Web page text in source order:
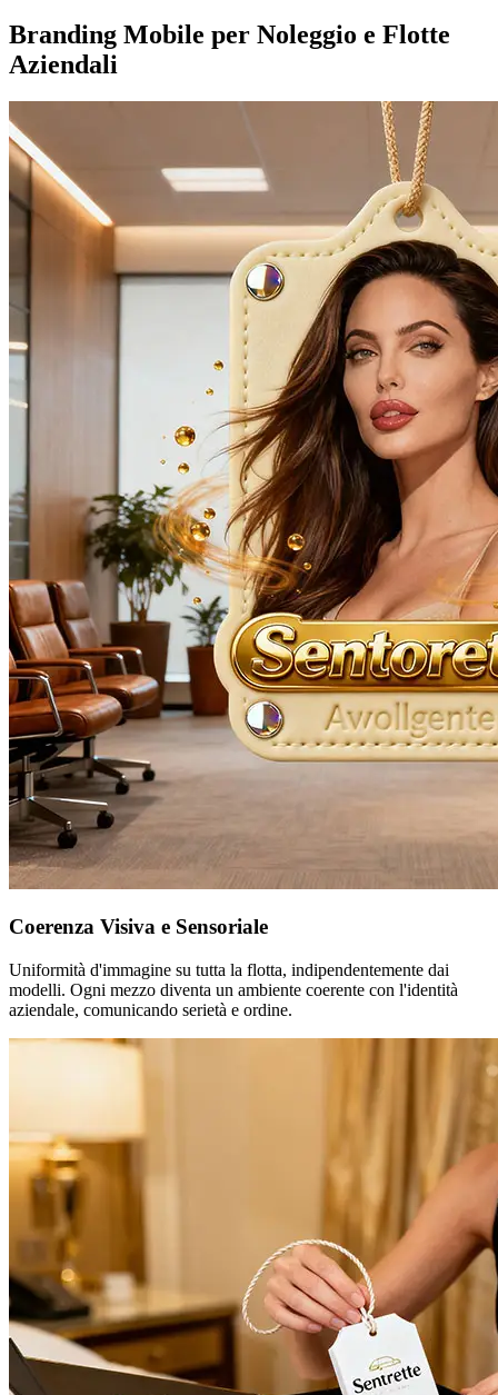
Branding Mobile per Noleggio e Flotte
Aziendali
Coerenza Visiva e Sensoriale
Uniformità d'immagine su tutta la flotta, indipendentemente dai
modelli. Ogni mezzo diventa un ambiente coerente con l'identità
aziendale, comunicando serietà e ordine.